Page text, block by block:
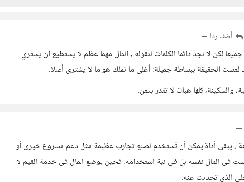
أضف ردا
لكن لا نجد دائما الكلمات لنقوله , المال مهما عظم لا يستطيع أن يشتري
لمست الحقيقة ببساطة جميلة: أغلى ما نملك هو ما لا يشترى أصلا.
والسكينة، كلها هبات لا تقدر بثمن.
، يبقى أداة يمكن أن تُستخدم لصنع تجارب عظيمة مثل دعم مشروع خيرى أو
فى المال نفسه بل فى نية استخدامه. فحين يوضع المال فى خدمة القيم لا
الذى تحدثت عنه.